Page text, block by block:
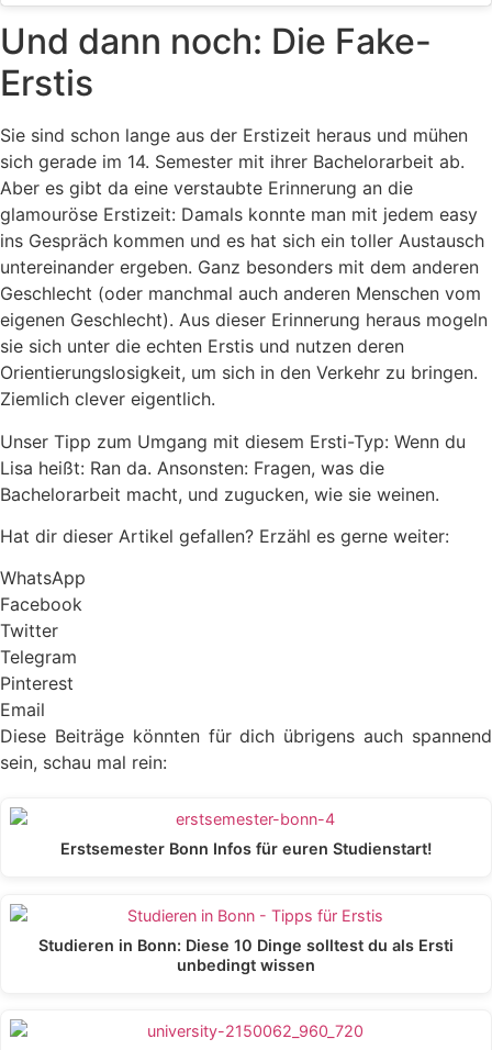
Und dann noch: Die Fake-
Erstis
Sie sind schon lange aus der Erstizeit heraus und mühen
sich gerade im 14. Semester mit ihrer Bachelorarbeit ab.
Aber es gibt da eine verstaubte Erinnerung an die
glamouröse Erstizeit: Damals konnte man mit jedem easy
ins Gespräch kommen und es hat sich ein toller Austausch
untereinander ergeben. Ganz besonders mit dem anderen
Geschlecht (oder manchmal auch anderen Menschen vom
eigenen Geschlecht). Aus dieser Erinnerung heraus mogeln
sie sich unter die echten Erstis und nutzen deren
Orientierungslosigkeit, um sich in den Verkehr zu bringen.
Ziemlich clever eigentlich.
Unser Tipp zum Umgang mit diesem Ersti-Typ: Wenn du
Lisa heißt: Ran da. Ansonsten: Fragen, was die
Bachelorarbeit macht, und zugucken, wie sie weinen.
Hat dir dieser Artikel gefallen? Erzähl es gerne weiter:
WhatsApp
Facebook
Twitter
Telegram
Pinterest
Email
Diese Beiträge könnten für dich übrigens auch spannend
sein, schau mal rein:
Erstsemester Bonn Infos für euren Studienstart!
Studieren in Bonn: Diese 10 Dinge solltest du als Ersti
unbedingt wissen